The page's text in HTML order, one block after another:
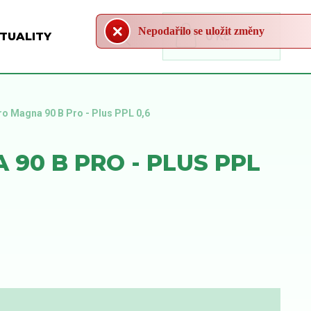
0 Kč
Magna 90 B Pro - Plus PPL 0,6
90 B PRO - PLUS PPL
Nepodařilo se uložit změny